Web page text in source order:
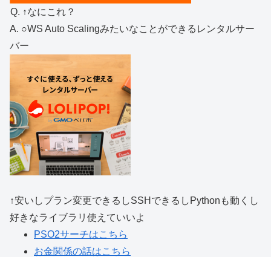
Q. ↑なにこれ？
A. ○WS Auto Scalingみたいなことができるレンタルサー
バー
↑安いしプラン変更できるしSSHできるしPythonも動くし
好きなライブラリ使えていいよ
PSO2サーチはこちら
お金関係の話はこちら